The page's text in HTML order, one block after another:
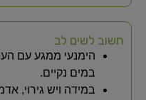
חשוב לשים לב
הימנעי ממגע עם
במים נקיים.
במידה ויש גירוי,